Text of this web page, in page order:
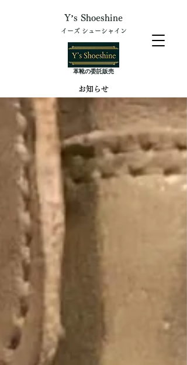
Y’s Shoeshine
イーズ シューシャイン
​革靴の委託販売
​お知らせ